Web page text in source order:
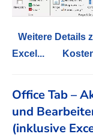
Weitere Details
Excel...
Office Tab –
und
(inklusive